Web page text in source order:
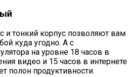
и тонкий корпус позволяют вам
куда угодно. А с
на уровне 18 часов в
видео и 15 часов в интернете
полон продуктивности.